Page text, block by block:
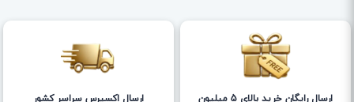
ارسال رایگان خرید بالای 5 میلیون ارسال اکسپرس سراسر کشور